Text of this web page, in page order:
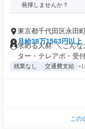
発揮しませんか？
東京都千代田区永田
月給38万1563円以上
求める人材: ＼こん
ター・テレアポ・受付
残業なし 交通費支給 +1
この